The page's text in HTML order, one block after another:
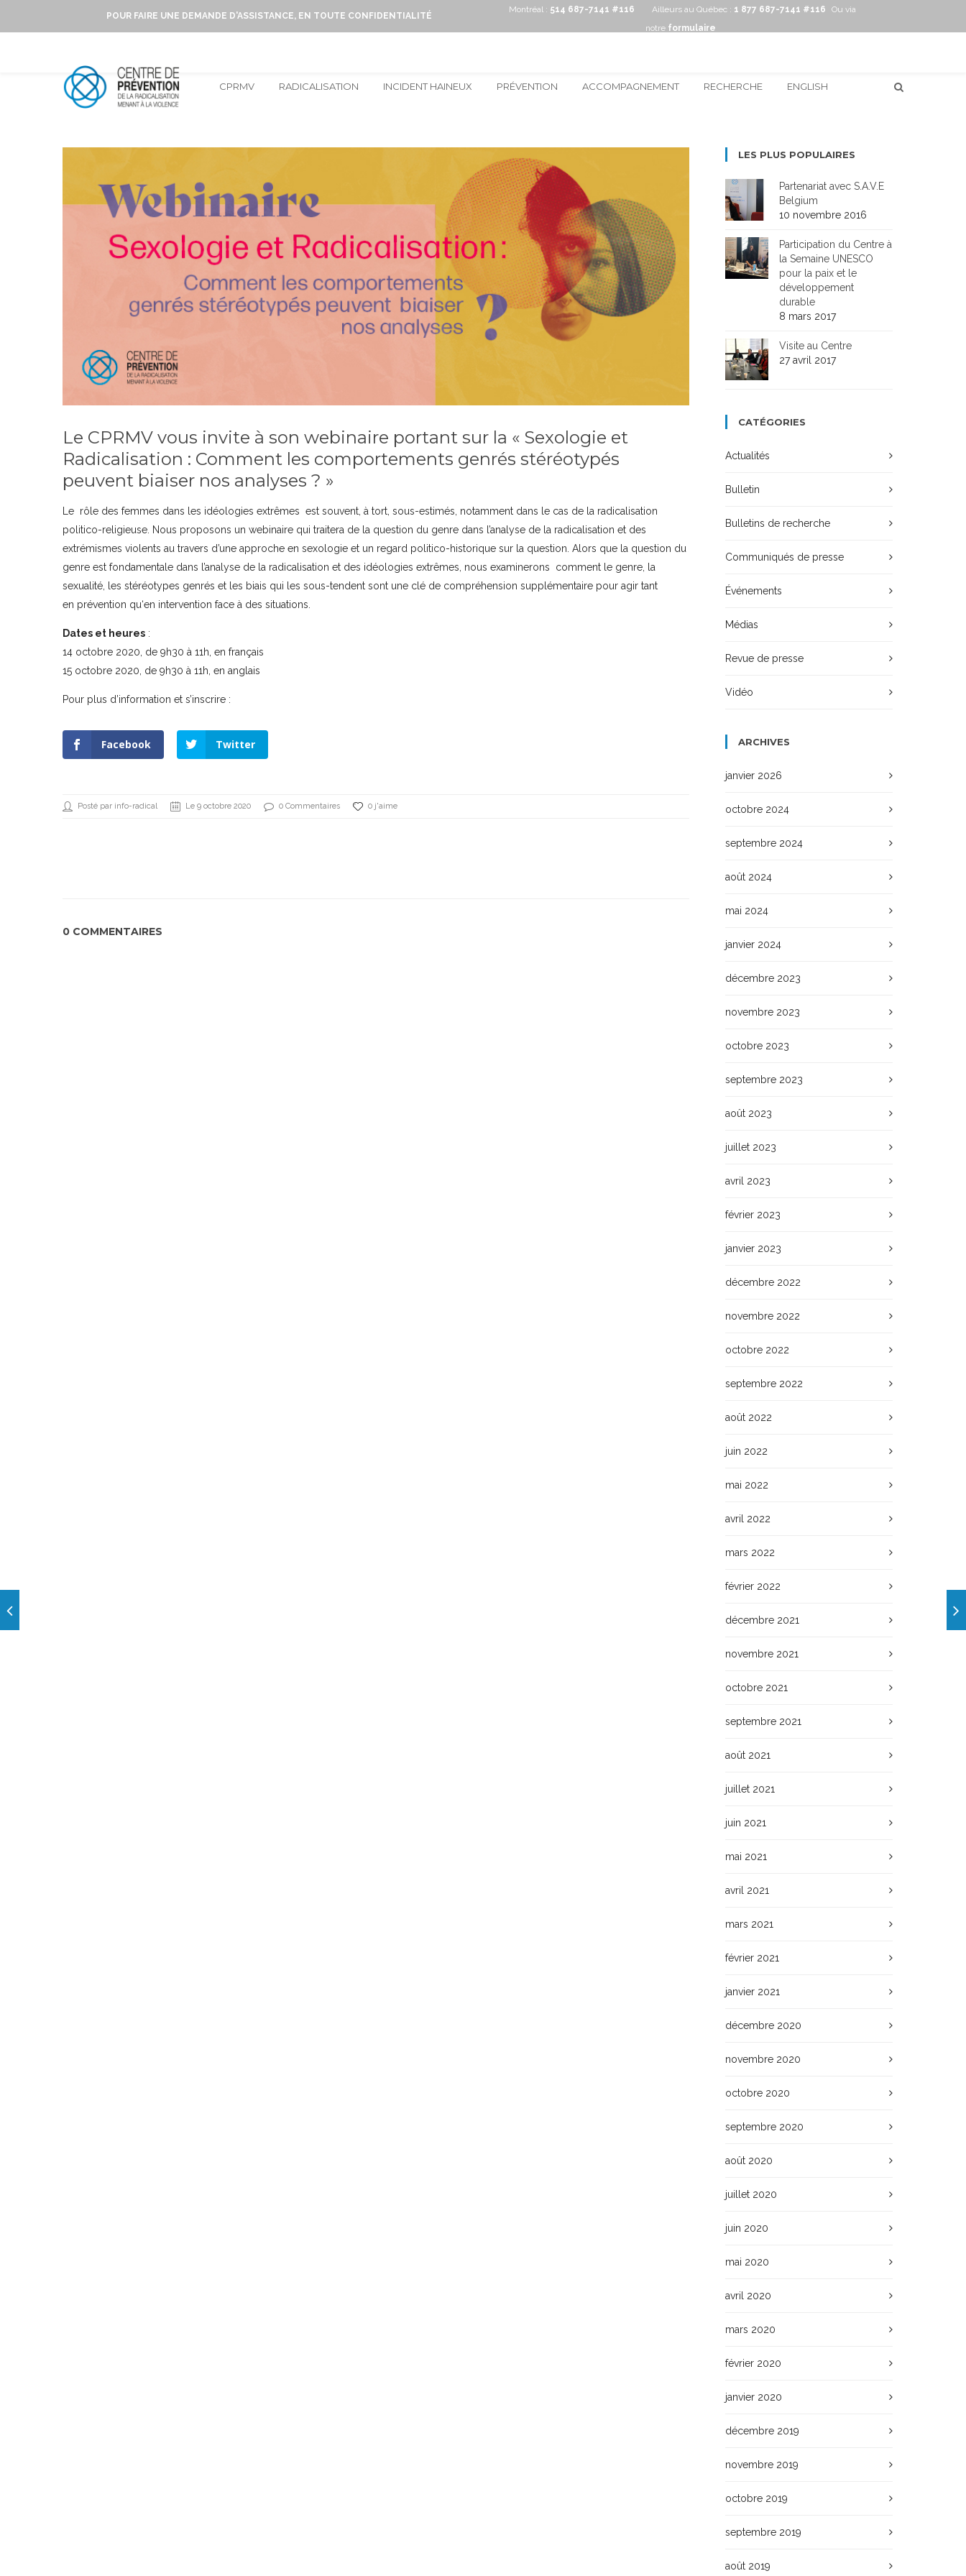
POUR FAIRE UNE DEMANDE D'ASSISTANCE, EN TOUTE CONFIDENTIALITÉ
Montréal : 514 687-7141 #116 Ailleurs au Québec : 1 877 687-7141 #116
Ou via
notre formulaire
CPRMV RADICALISATION INCIDENT HAINEUX PRÉVENTION ACCOMPAGNEMENT RECHERCHE ENGLISH
Le CPRMV vous invite à son webinaire portant sur la « Sexologie et
Radicalisation : Comment les comportements genrés stéréotypés
peuvent biaiser nos analyses ? »
Le rôle des femmes dans les idéologies extrêmes est souvent, à tort, sous-estimés, notamment dans le cas de la radicalisation
politico-religieuse. Nous proposons un webinaire qui traitera de la question du genre dans l’analyse de la radicalisation et des
extrémismes violents au travers d’une approche en sexologie et un regard politico-historique sur la question. Alors que la question du
genre est fondamentale dans l’analyse de la radicalisation et des idéologies extrêmes, nous examinerons comment le genre, la
sexualité, les stéréotypes genrés et les biais qui les sous-tendent sont une clé de compréhension supplémentaire pour agir tant
en prévention qu‘en intervention face à des situations.
Dates et heures :
14 octobre 2020, de 9h30 à 11h, en français
15 octobre 2020, de 9h30 à 11h, en anglais
Pour plus d’information et s’inscrire :
Facebook Twitter
Posté par info-radical Le 9 octobre 2020 0 Commentaires 0 j'aime
0 COMMENTAIRES
LES PLUS POPULAIRES
Partenariat avec S.A.V.E
Belgium
10 novembre 2016
Participation du Centre à
la Semaine UNESCO
pour la paix et le
développement
durable
8 mars 2017
Visite au Centre
27 avril 2017
CATÉGORIES
Actualités
Bulletin
Bulletins de recherche
Communiqués de presse
Événements
Médias
Revue de presse
Vidéo
ARCHIVES
janvier 2026
octobre 2024
septembre 2024
août 2024
mai 2024
janvier 2024
décembre 2023
novembre 2023
octobre 2023
septembre 2023
août 2023
juillet 2023
avril 2023
février 2023
janvier 2023
décembre 2022
novembre 2022
octobre 2022
septembre 2022
août 2022
juin 2022
mai 2022
avril 2022
mars 2022
février 2022
décembre 2021
novembre 2021
octobre 2021
septembre 2021
août 2021
juillet 2021
juin 2021
mai 2021
avril 2021
mars 2021
février 2021
janvier 2021
décembre 2020
novembre 2020
octobre 2020
septembre 2020
août 2020
juillet 2020
juin 2020
mai 2020
avril 2020
mars 2020
février 2020
janvier 2020
décembre 2019
novembre 2019
octobre 2019
septembre 2019
août 2019